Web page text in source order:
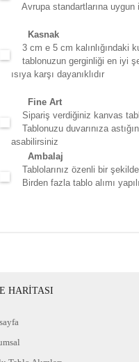
Avrupa standartlarına uygun
Kasnak
3 cm e 5 cm kalınlığındaki
tablonuzun gerginliği en iyi
ısıya karşı dayanıklıdır
Fine Art
Sipariş verdiğiniz kanvas
Tablonuzu duvarınıza
asabilirsiniz
Ambalaj
Tablolarınız özenli bir
Birden fazla tablo alımı
HARİTASI